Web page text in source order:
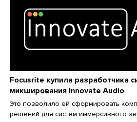
Focusrite купила разработчика
микширования Innovate Audio
Это позволило ей сформировать
решений для систем иммерсивного